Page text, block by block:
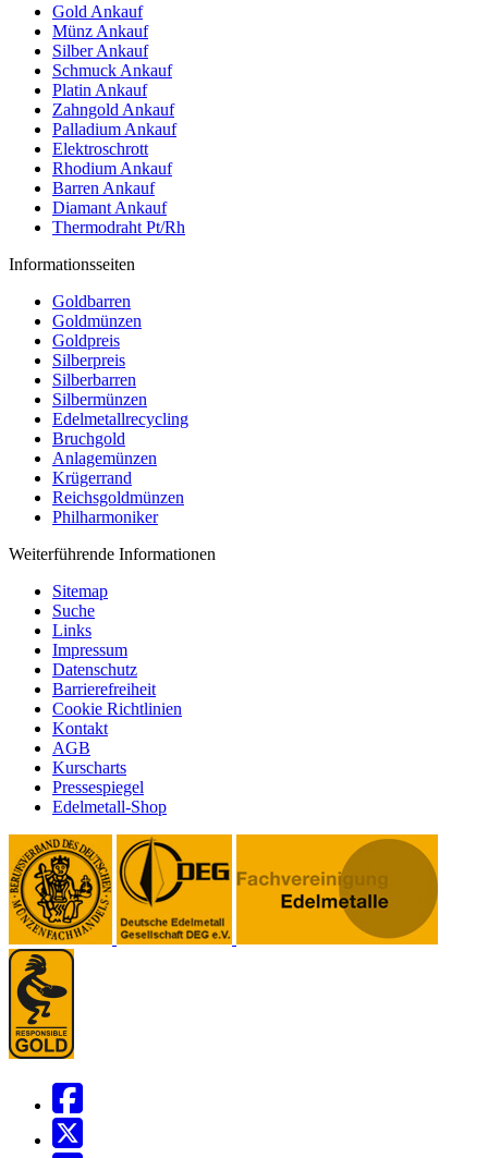
Gold Ankauf
Münz Ankauf
Silber Ankauf
Schmuck Ankauf
Platin Ankauf
Zahngold Ankauf
Palladium Ankauf
Elektroschrott
Rhodium Ankauf
Barren Ankauf
Diamant Ankauf
Thermodraht Pt/Rh
Informationsseiten
Goldbarren
Goldmünzen
Goldpreis
Silberpreis
Silberbarren
Silbermünzen
Edelmetallrecycling
Bruchgold
Anlagemünzen
Krügerrand
Reichsgoldmünzen
Philharmoniker
Weiterführende Informationen
Sitemap
Suche
Links
Impressum
Datenschutz
Barrierefreiheit
Cookie Richtlinien
Kontakt
AGB
Kurscharts
Pressespiegel
Edelmetall-Shop